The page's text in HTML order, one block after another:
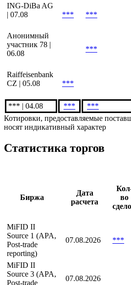
ING-DiBa AG
| 07.08
*** ***
Анонимный
участник 78 |
06.08
***
Raiffeisenbank
CZ | 05.08
***
*** | 04.08 *** ***
Котировки, предоставляемые
носят индикативный характер
Статистика торгов
Биржа
Дата
расчета
во
MiFID II
Source 1 (APA,
Post-trade
reporting)
07.08.2026 ***
MiFID II
Source 3 (APA,
Post-trade
07.08.2026